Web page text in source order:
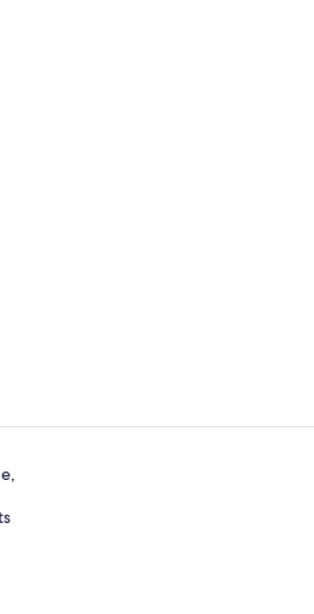
pool, 3 udendørs pools, liggestole